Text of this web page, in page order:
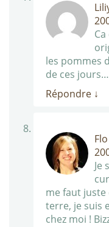
les pommes
de ces jours…
Répondre ↓
Flo
Je
me faut juste
terre, je suis
chez moi !